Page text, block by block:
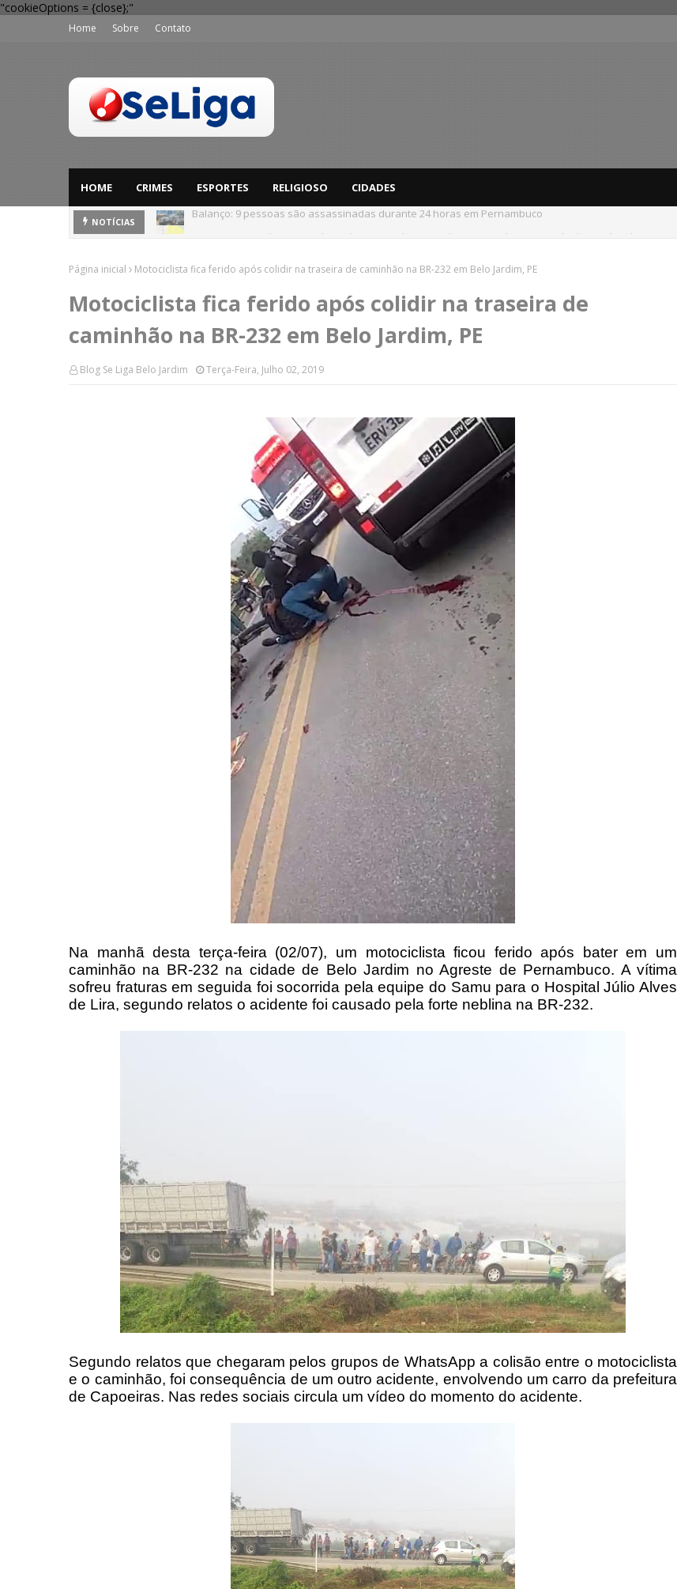
"cookieOptions = {close};"
Home Sobre Contato
HOME CRIMES ESPORTES RELIGIOSO CIDADES
NOTÍCIAS 'Perigo potencial': 58 municípios do interior de PE recebem novo alerta amarelo de vendaval
Página inicial Motociclista fica ferido após colidir na traseira de caminhão na BR-232 em Belo Jardim, PE
Motociclista fica ferido após colidir na traseira de
caminhão na BR-232 em Belo Jardim, PE
Blog Se Liga Belo Jardim Terça-Feira, Julho 02, 2019
Na manhã desta terça-feira (02/07), um motociclista ficou ferido após bater em um
caminhão na BR-232 na cidade de Belo Jardim no Agreste de Pernambuco. A vítima
sofreu fraturas em seguida foi socorrida pela equipe do Samu para o Hospital Júlio Alves
de Lira, segundo relatos o acidente foi causado pela forte neblina na BR-232.
Segundo relatos que chegaram pelos grupos de WhatsApp a colisão entre o motociclista
e o caminhão, foi consequência de um outro acidente, envolvendo um carro da prefeitura
de Capoeiras. Nas redes sociais circula um vídeo do momento do acidente.